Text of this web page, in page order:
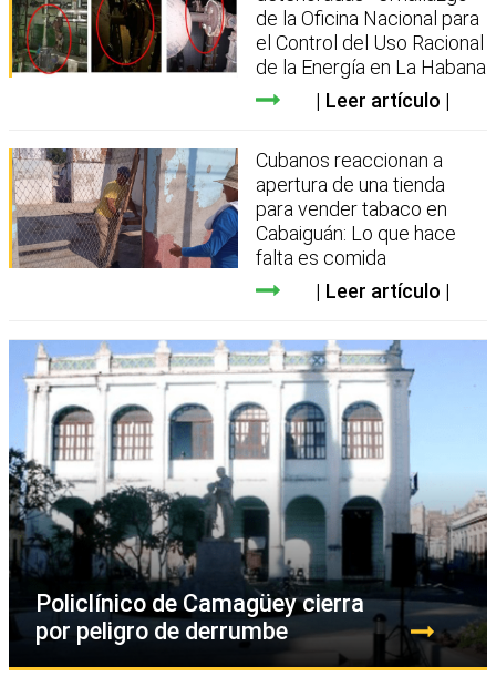
de la Oficina Nacional para
el Control del Uso Racional
de la Energía en La Habana
Leer artículo
Cubanos reaccionan a
apertura de una tienda
para vender tabaco en
Cabaiguán: Lo que hace
falta es comida
Leer artículo
Policlínico de Camagüey cierra
por peligro de derrumbe